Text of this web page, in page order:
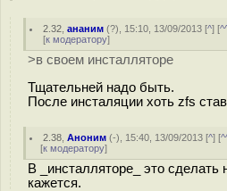
2.32 ,ананим (?), 15:10, 13/09/2013 [^] [
[к модератору]
>в своем инсталляторе
Тщательней надо быть.
После инсталяции хоть zfs
2.38 ,Аноним (-), 15:40, 13/09/2013 [^] [
[к модератору]
В _инсталляторе_ это сделать
кажется.